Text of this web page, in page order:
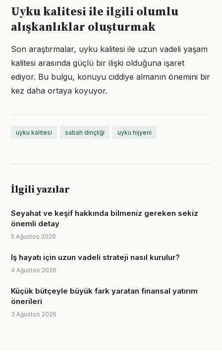
Uyku kalitesi ile ilgili olumlu
alışkanlıklar oluşturmak
Son araştırmalar, uyku kalitesi ile uzun vadeli yaşam
kalitesi arasında güçlü bir ilişki olduğuna işaret
ediyor. Bu bulgu, konuyu ciddiye almanın önemini bir
kez daha ortaya koyuyor.
uyku kalitesi sabah dinçliği uyku hijyeni
İlgili yazılar
Seyahat ve keşif hakkında bilmeniz gereken sekiz
önemli detay
5 Ağustos 2026
Iş hayatı için uzun vadeli strateji nasıl kurulur?
4 Ağustos 2026
Küçük bütçeyle büyük fark yaratan finansal yatırım
önerileri
3 Ağustos 2026